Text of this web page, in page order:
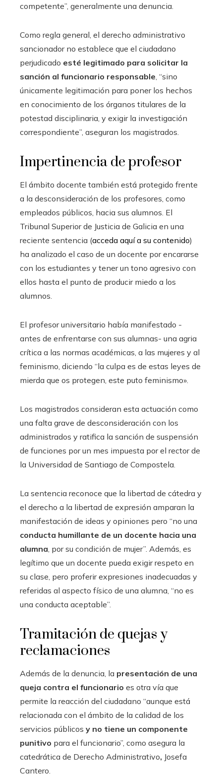
competente”, generalmente una denuncia.
Como regla general, el derecho administrativo
sancionador no establece que el ciudadano
perjudicado esté legitimado para solicitar la
sanción al funcionario responsable, “sino
únicamente legitimación para poner los hechos
en conocimiento de los órganos titulares de la
potestad disciplinaria, y exigir la investigación
correspondiente”, aseguran los magistrados.
Impertinencia de profesor
El ámbito docente también está protegido frente
a la desconsideración de los profesores, como
empleados públicos, hacia sus alumnos. El
Tribunal Superior de Justicia de Galicia en una
reciente sentencia (acceda aquí a su contenido)
ha analizado el caso de un docente por encararse
con los estudiantes y tener un tono agresivo con
ellos hasta el punto de producir miedo a los
alumnos.
El profesor universitario había manifestado -
antes de enfrentarse con sus alumnas- una agria
crítica a las normas académicas, a las mujeres y al
feminismo, diciendo “la culpa es de estas leyes de
mierda que os protegen, este puto feminismo».
Los magistrados consideran esta actuación como
una falta grave de desconsideración con los
administrados y ratifica la sanción de suspensión
de funciones por un mes impuesta por el rector de
la Universidad de Santiago de Compostela.
La sentencia reconoce que la libertad de cátedra y
el derecho a la libertad de expresión amparan la
manifestación de ideas y opiniones pero “no una
conducta humillante de un docente hacia una
alumna, por su condición de mujer”. Además, es
legítimo que un docente pueda exigir respeto en
su clase, pero proferir expresiones inadecuadas y
referidas al aspecto físico de una alumna, “no es
una conducta aceptable”.
Tramitación de quejas y
reclamaciones
Además de la denuncia, la presentación de una
queja contra el funcionario es otra vía que
permite la reacción del ciudadano “aunque está
relacionada con el ámbito de la calidad de los
servicios públicos y no tiene un componente
punitivo para el funcionario”, como asegura la
catedrática de Derecho Administrativo, Josefa
Cantero.